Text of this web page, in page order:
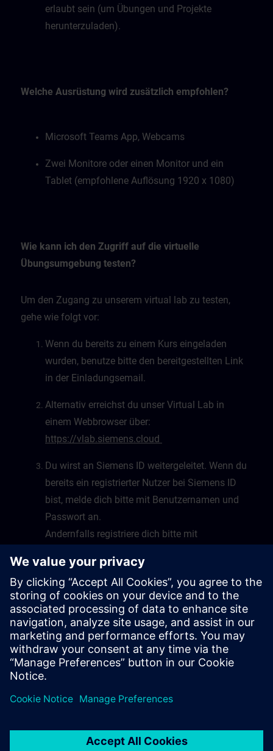
erlaubt sein (um Übungen und Projekte
herunterzuladen).
Welche Ausrüstung wird zusätzlich empfohlen?
Microsoft Teams App, Webcams
Zwei Monitore oder einen Monitor und ein
Tablet (empfohlene Auflösung 1920 x 1080)
Wie kann ich den Zugriff auf die virtuelle
Übungsumgebung testen?
Um den Zugang zu unserem virtual lab zu testen,
gehe wie folgt vor:
Wenn du bereits zu einem Kurs eingeladen
wurden, benutze bitte den bereitgestellten Link
in der Einladungsemail.
Alternativ erreichst du unser Virtual Lab in
einem Webbrowser über:
https://vlab.siemens.cloud
Du wirst an Siemens ID weitergeleitet. Wenn du
bereits ein registrierter Nutzer bei Siemens ID
bist, melde dich bitte mit Benutzernamen und
Passwort an.
Andernfalls registriere dich bitte mit
dazu den Anweisungen.
Nach erfolgreicher Anmeldung wirst du auf die
Startseite von Virtual Lab geleitet.
Glückwunsch, du kannst nun Virtual Lab nutzen
sobald ein Kurs bereitsteht.